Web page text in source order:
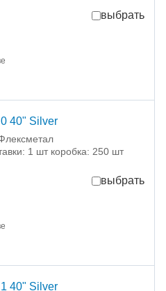
выбрать
40" Silver
1 шт коробка: 250 шт
выбрать
40" Silver